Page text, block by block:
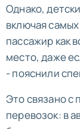
Однако,
включая
пассажир как
место, даже
- пояснили
Это связано с
перевозок: в